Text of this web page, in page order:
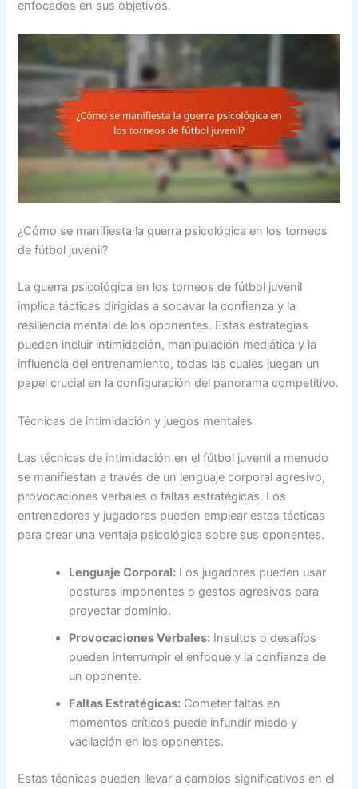
enfocados en sus objetivos.
¿Cómo se manifiesta la guerra psicológica en los torneos
de fútbol juvenil?
La guerra psicológica en los torneos de fútbol juvenil
implica tácticas dirigidas a socavar la confianza y la
resiliencia mental de los oponentes. Estas estrategias
pueden incluir intimidación, manipulación mediática y la
influencia del entrenamiento, todas las cuales juegan un
papel crucial en la configuración del panorama competitivo.
Técnicas de intimidación y juegos mentales
Las técnicas de intimidación en el fútbol juvenil a menudo
se manifiestan a través de un lenguaje corporal agresivo,
provocaciones verbales o faltas estratégicas. Los
entrenadores y jugadores pueden emplear estas tácticas
para crear una ventaja psicológica sobre sus oponentes.
Lenguaje Corporal: Los jugadores pueden usar
posturas imponentes o gestos agresivos para
proyectar dominio.
Provocaciones Verbales: Insultos o desafíos
pueden interrumpir el enfoque y la confianza de
un oponente.
Faltas Estratégicas: Cometer faltas en
momentos críticos puede infundir miedo y
vacilación en los oponentes.
Estas técnicas pueden llevar a cambios significativos en el